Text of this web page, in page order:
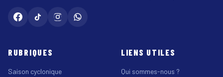
RUBRIQUES
Saison cyclonique
LIENS UTILES
Qui sommes-nous ?